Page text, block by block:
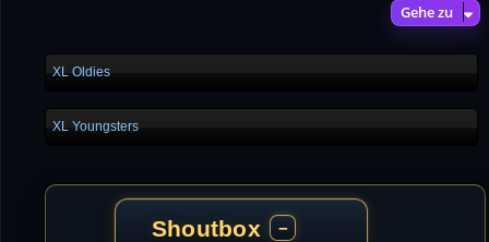
Gehe zu
XL Oldies
XL Youngsters
Shoutbox −